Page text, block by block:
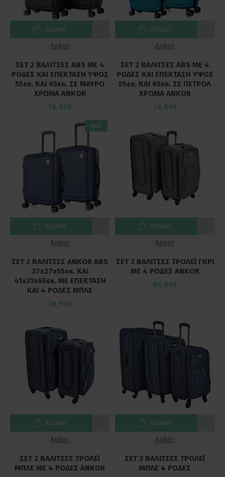
Ankor
ΣΕΤ 2 ΒΑΛΙΤΣΕΣ ABS ΜΕ 4
ΡΟΔΕΣ ΚΑΙ ΕΠΕΚΤΑΣΗ ΥΨΟΣ
55εκ. ΚΑΙ 65εκ. ΣΕ ΜΑΥΡΟ
ΧΡΩΜΑ ANKOR
76,90€
ΚΑΛΆΘΙ
Ankor
ΣΕΤ 2 ΒΑΛΙΤΣΕΣ ABS ΜΕ 4
ΡΟΔΕΣ ΚΑΙ ΕΠΕΚΤΑΣΗ ΥΨΟΣ
55εκ. ΚΑΙ 65εκ. ΣΕ ΠΕΤΡΟΛ
ΧΡΩΜΑ ANKOR
76,90€
ΚΑΛΆΘΙ
ΝΕΟ
Ankor
ΣΕΤ 2 ΒΑΛΙΤΣΕΣ ANKOR ABS
37x27x55εκ. ΚΑΙ
41x31x65εκ. ΜΕ ΕΠΕΚΤΑΣΗ
ΚΑΙ 4 ΡΟΔΕΣ ΜΠΛΕ
76,90€
ΚΑΛΆΘΙ
Ankor
ΣΕΤ 2 ΒΑΛΙΤΣΕΣ ΤΡΟΛΕΪ ΓΚΡΙ
ΜΕ 4 ΡΟΔΕΣ ANKOR
84,90€
ΚΑΛΆΘΙ
Ankor
ΣΕΤ 2 ΒΑΛΙΤΣΕΣ ΤΡΟΛΕΪ
ΜΠΛΕ ΜΕ 4 ΡΟΔΕΣ ANKOR
ΚΑΛΆΘΙ
Ankor
ΣΕΤ 3 ΒΑΛΙΤΣΕΣ ΤΡΟΛΕΪ
ΜΠΛΕ 4 ΡΟΔΕΣ
ΚΑΛΆΘΙ